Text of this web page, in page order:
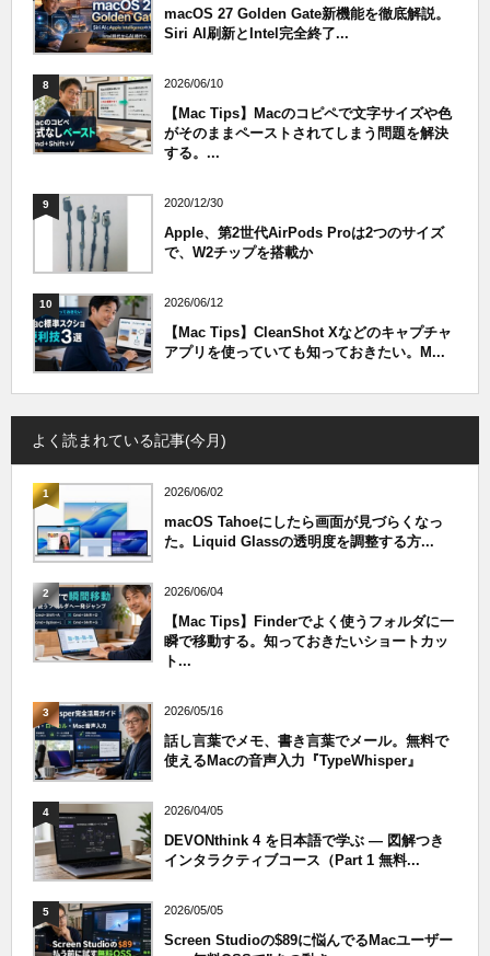
macOS 27 Golden Gate新機能を徹底解説。
Siri AI刷新とIntel完全終了...
8 2026/06/10
【Mac Tips】Macのコピペで文字サイズや色
がそのままペーストされてしまう問題を解決
する。...
9 2020/12/30
Apple、第2世代AirPods Proは2つのサイズ
で、W2チップを搭載か
10 2026/06/12
【Mac Tips】CleanShot Xなどのキャプチャ
アプリを使っていても知っておきたい。M...
よく読まれている記事(今月)
1 2026/06/02
macOS Tahoeにしたら画面が見づらくなっ
た。Liquid Glassの透明度を調整する方...
2 2026/06/04
【Mac Tips】Finderでよく使うフォルダに一
瞬で移動する。知っておきたいショートカッ
ト...
3 2026/05/16
話し言葉でメモ、書き言葉でメール。無料で
使えるMacの音声入力『TypeWhisper』
4 2026/04/05
DEVONthink 4 を日本語で学ぶ — 図解つき
インタラクティブコース（Part 1 無料...
5 2026/05/05
Screen Studioの$89に悩んでるMacユーザー